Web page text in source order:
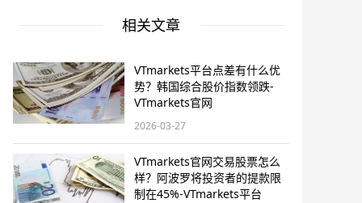
相关文章
VTmarkets平台点差有什么优
势？韩国综合股价指数领跌-
VTmarkets官网
2026-03-27
VTmarkets官网交易股票怎么
样？阿波罗将投资者的提款限
制在45%-VTmarkets平台